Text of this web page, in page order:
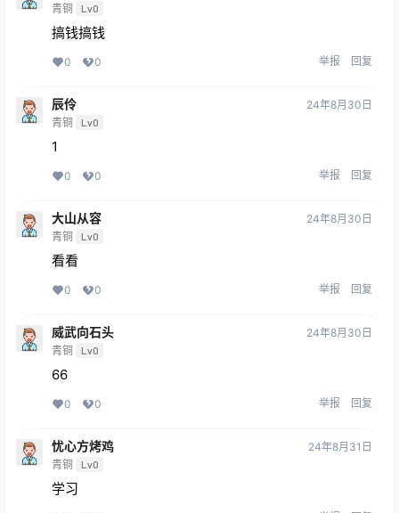
青铜 Lv0
搞钱搞钱
0 0 举报 回复
辰伶
青铜 Lv0
24年8月30日
1
0 0 举报 回复
大山从容
青铜 Lv0
24年8月30日
看看
0 0 举报 回复
威武向石头
青铜 Lv0
24年8月30日
66
0 0 举报 回复
忧心方烤鸡
青铜 Lv0
24年8月31日
学习